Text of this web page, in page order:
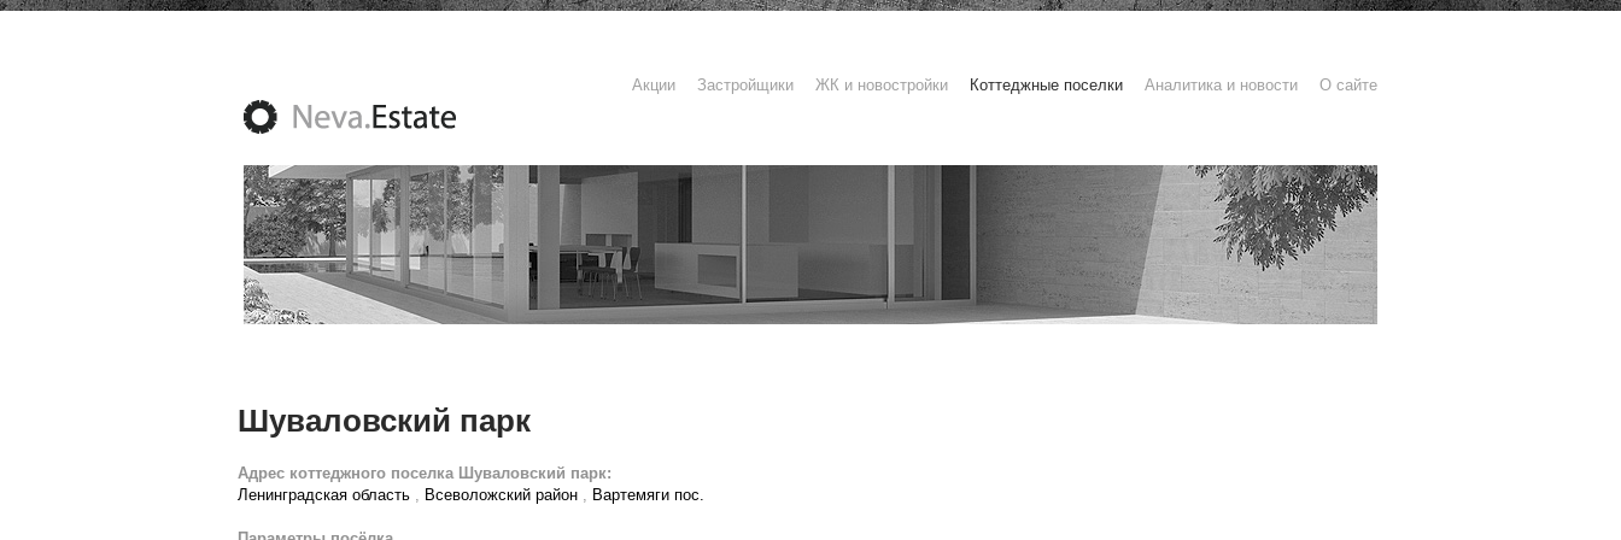
Акции Застройщики ЖК и новостройки Коттеджные поселки Аналитика и новости О сайте
Шуваловский парк
Адрес коттеджного поселка Шуваловский парк:
Ленинградская область , Всеволожский район , Вартемяги пос.